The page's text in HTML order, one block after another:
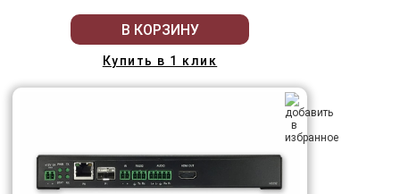
В КОРЗИНУ
Купить в 1 клик